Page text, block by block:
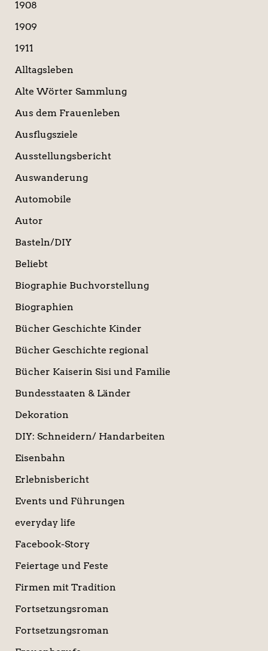
a
h
1908
1909
1911
Alltagsleben
Alte Wörter Sammlung
Aus dem Frauenleben
Ausflugsziele
Ausstellungsbericht
Auswanderung
Automobile
Autor
Basteln/DIY
Beliebt
Biographie Buchvorstellung
Biographien
Bücher Geschichte Kinder
Bücher Geschichte regional
Bücher Kaiserin Sisi und Familie
Bundesstaaten & Länder
Dekoration
DIY: Schneidern/ Handarbeiten
Eisenbahn
Erlebnisbericht
Events und Führungen
everyday life
Facebook-Story
Feiertage und Feste
Firmen mit Tradition
Fortsetzungsroman
Fortsetzungsroman